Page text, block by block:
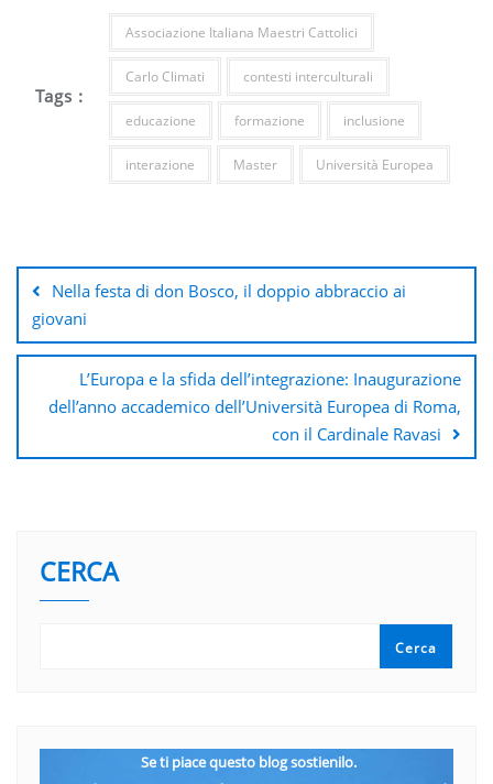
Tags :
Associazione Italiana Maestri Cattolici
Carlo Climati contesti interculturali
educazione formazione inclusione
interazione Master Università Europea
articoli
Nella festa di don Bosco, il doppio abbraccio ai
giovani
L’Europa e la sfida dell’integrazione: Inaugurazione
dell’anno accademico dell’Università Europea di Roma,
con il Cardinale Ravasi
CERCA
Cerca
Se ti piace questo blog sostienilo.